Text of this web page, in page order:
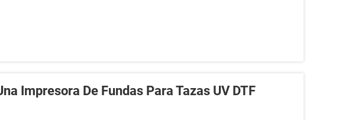
Impresora De Fundas Para Tazas UV DTF